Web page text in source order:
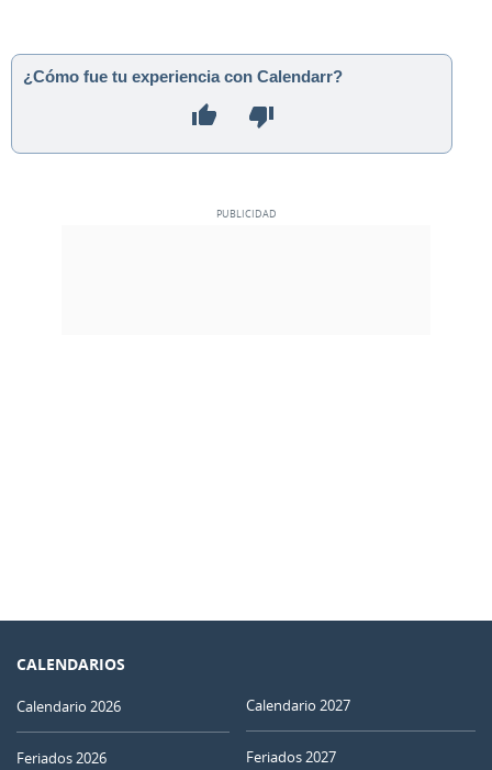
¿Cómo fue tu experiencia con Calendarr?
CALENDARIOS
Calendario 2026
Feriados 2026
Calendario 2027
Feriados 2027